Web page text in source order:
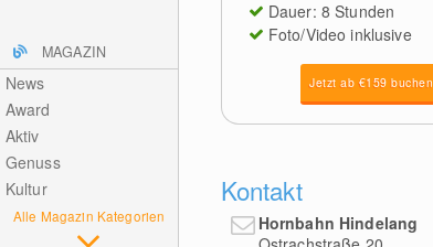
MAGAZIN
News
Award
Aktiv
Genuss
Kultur
Alle Magazin Kategorien
Dauer: 8 Stunden
Foto/Video inklusive
Jetzt ab €159 buchen
Kontakt
Hornbahn Hindelang